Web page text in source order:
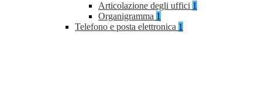
Articolazione degli uffici 1
Organigramma 1
Telefono e posta elettronica 1